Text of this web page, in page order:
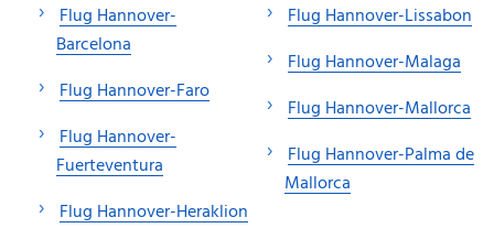
Flug Hannover-
Barcelona
Flug Hannover-Faro
Flug Hannover-
Fuerteventura
Flug Hannover-Heraklion
Flug Hannover-Lissabon
Flug Hannover-Malaga
Flug Hannover-Mallorca
Flug Hannover-Palma de
Mallorca